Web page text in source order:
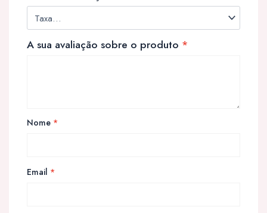
A sua avaliação sobre o produto *
Nome *
Email *